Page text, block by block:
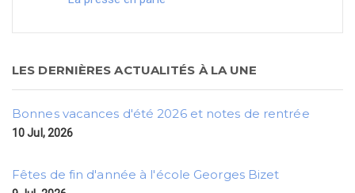
LES DERNIÈRES ACTUALITÉS À LA UNE
Bonnes vacances d'été 2026 et notes de rentrée
10 Jul, 2026
Fêtes de fin d'année à l'école Georges Bizet